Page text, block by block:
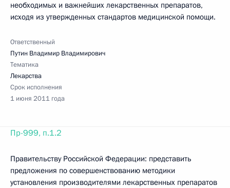
необходимых и важнейших лекарственных препаратов,
исходя из утвержденных стандартов медицинской помощи.
Ответственный
Путин Владимир Владимирович
Тематика
Лекарства
Срок исполнения
1 июня 2011 года
Пр-999, п.1.2
Правительству Российской Федерации: представить
предложения по совершенствованию методики
установления производителями лекарственных препаратов